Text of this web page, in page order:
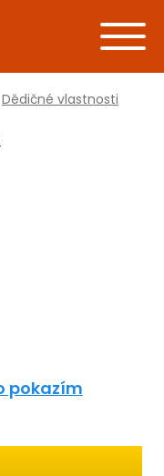
Dědičné vlastnosti
pokazím